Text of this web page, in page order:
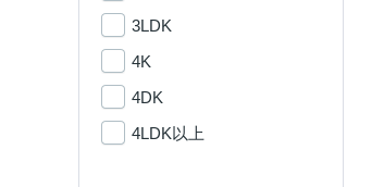
3LDK
4K
4DK
4LDK以上